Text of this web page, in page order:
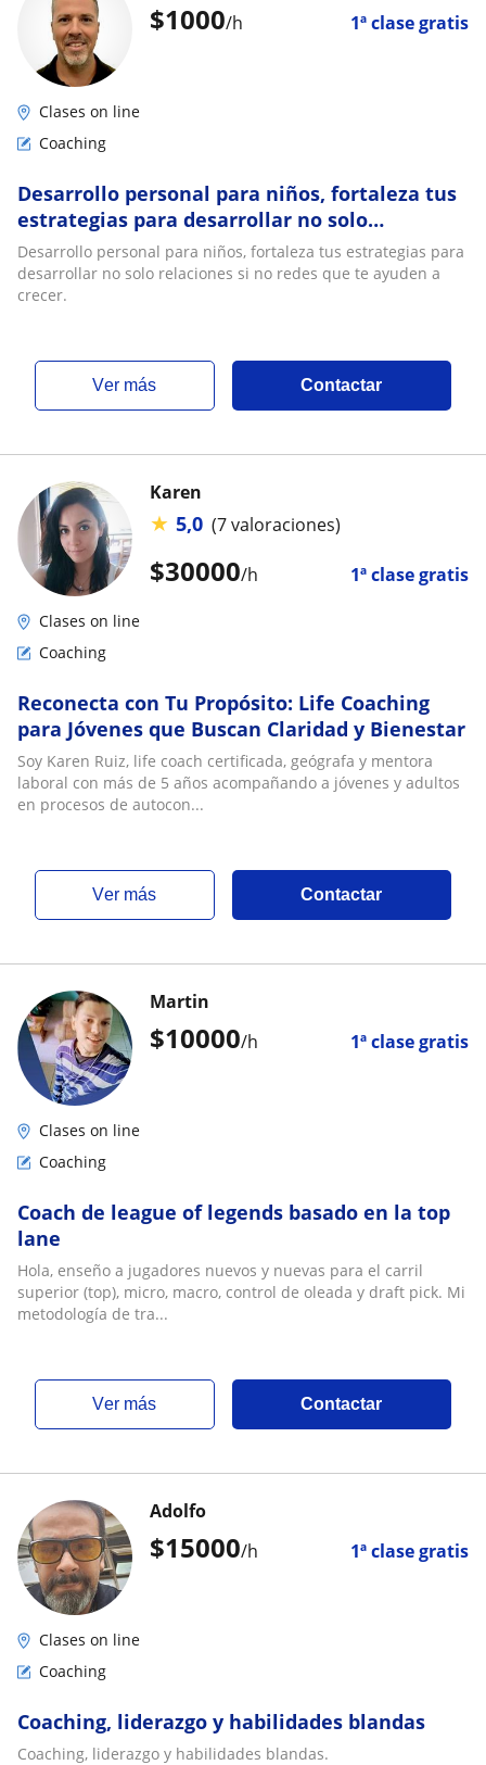
$1000/h 1ª clase gratis
Clases on line
Coaching
Desarrollo personal para niños, fortaleza tus
estrategias para desarrollar no solo
relaciones si no redes que te ayuden a crecer
Desarrollo personal para niños, fortaleza tus estrategias para
desarrollar no solo relaciones si no redes que te ayuden a
crecer.
ver más Contactar
$30000/h 1ª clase gratis
Karen
★ 5,0 (7 valoraciones)
Clases on line
Coaching
Reconecta con Tu Propósito: Life Coaching
para Jóvenes que Buscan Claridad y Bienestar
Soy Karen Ruiz, life coach certificada, geógrafa y mentora
laboral con más de 5 años acompañando a jóvenes y adultos
en procesos de autocon...
ver más Contactar
$10000/h 1ª clase gratis
Martin
Clases on line
Coaching
Coach de league of legends basado en la top
lane
Hola, enseño a jugadores nuevos y nuevas para el carril
superior (top), micro, macro, control de oleada y draft pick. Mi
metodología de tra...
ver más Contactar
$15000/h 1ª clase gratis
Adolfo
Clases on line
Coaching
Coaching, liderazgo y habilidades blandas
Coaching, liderazgo y habilidades blandas.